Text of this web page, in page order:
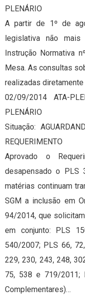
PLENÁRIO
A partir de 1º de
legislativa não
Instrução Normativa
Mesa. As consultas
realizadas
02/09/2014 ATA-
PLENÁRIO
Situação:
REQUERIMENTO
Aprovado o
desapensado o PLS
matérias continuam
SGM a inclusão em
94/2014, que
em conjunto: PLS
540/2007; PLS 66,
229, 230, 243, 248,
75, 538 e 719/
Complementares)…